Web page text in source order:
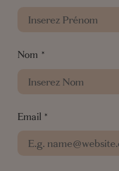
Numéro de
Votre Message
Politique de
Nom *
Email *